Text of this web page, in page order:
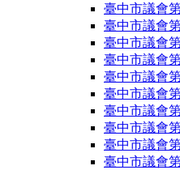
臺中市議會
臺中市議會
臺中市議會
臺中市議會
臺中市議會
臺中市議會
臺中市議會
臺中市議會
臺中市議會
臺中市議會